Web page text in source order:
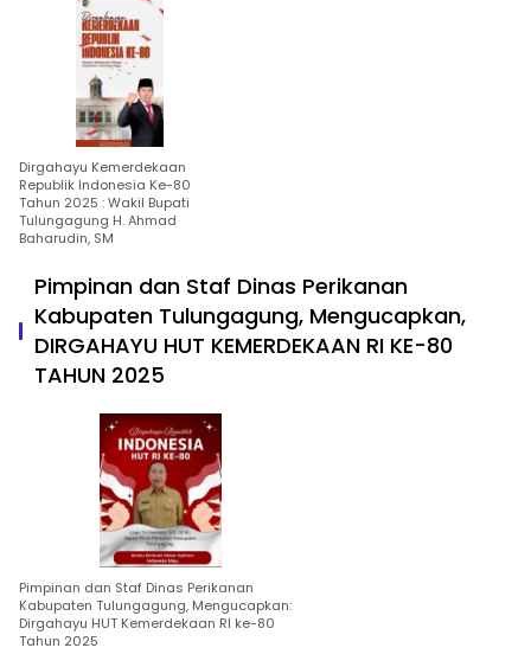
Dirgahayu Kemerdekaan
Republik Indonesia Ke-80
Tahun 2025 : Wakil Bupati
Tulungagung H. Ahmad
Baharudin, SM
Pimpinan dan Staf Dinas Perikanan
Kabupaten Tulungagung, Mengucapkan,
DIRGAHAYU HUT KEMERDEKAAN RI KE-80
TAHUN 2025
Pimpinan dan Staf Dinas Perikanan
Kabupaten Tulungagung, Mengucapkan:
Dirgahayu HUT Kemerdekaan RI ke-80
Tahun 2025